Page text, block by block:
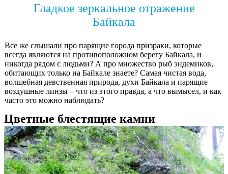
Гладкое зеркальное отражение
Байкала
Все же слышали про парящие города призраки, которые
всегда являются на противоположном берегу Байкала, и
никогда рядом с людьми? А про множество рыб эндемиков,
обитающих только на Байкале знаете? Самая чистая вода,
волшебная девственная природа, духи Байкала и парящие
воздушные линзы – что из этого правда, а что вымысел, и как
часто это можно наблюдать?
Цветные блестящие камни